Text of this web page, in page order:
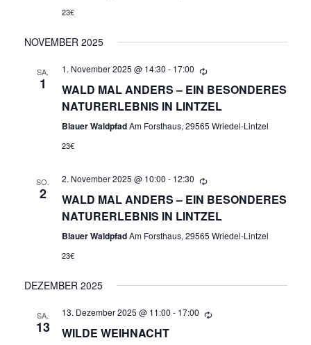
U
A
S
I
H
O
23€
NOVEMBER 2025
SA.
1
1. November 2025 @ 14:30 - 17:00
WALD MAL ANDERS – EIN BESONDERES
NATURERLEBNIS IN LINTZEL
Blauer WaldpfadAm Forsthaus, 29565 Wriedel-Lintzel
23€
SO.
2
2. November 2025 @ 10:00 - 12:30
WALD MAL ANDERS – EIN BESONDERES
NATURERLEBNIS IN LINTZEL
Blauer WaldpfadAm Forsthaus, 29565 Wriedel-Lintzel
23€
DEZEMBER 2025
SA.
13
13. Dezember 2025 @ 11:00 - 17:00
WILDE WEIHNACHT